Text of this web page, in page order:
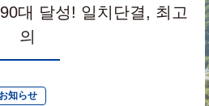
대 달성! 일치단결, 최고
의
知らせ